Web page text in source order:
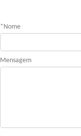
* Nome
Mensagem